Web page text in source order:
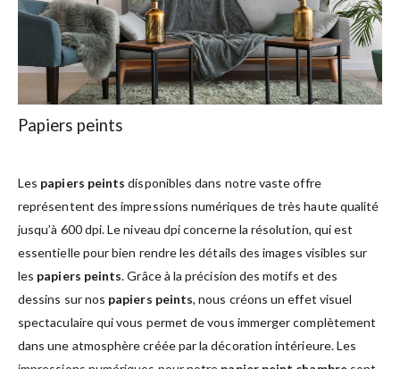
Papiers peints
Les papiers peints disponibles dans notre vaste offre
représentent des impressions numériques de très haute qualité
jusqu’à 600 dpi. Le niveau dpi concerne la résolution, qui est
essentielle pour bien rendre les détails des images visibles sur
les papiers peints. Grâce à la précision des motifs et des
dessins sur nos papiers peints, nous créons un effet visuel
spectaculaire qui vous permet de vous immerger complètement
dans une atmosphère créée par la décoration intérieure. Les